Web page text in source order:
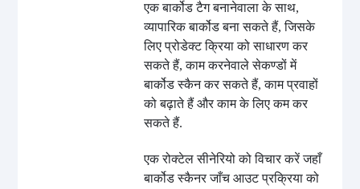
एक बार्कोड टैग बनानेवाला के साथ,
व्यापारिक बार्कोड बना सकते हैं, जिसके
लिए प्रोडेक्ट क्रिया को साधारण कर
सकते हैं, काम करनेवाले सेकण्डों में
बार्कोड स्कैन कर सकते हैं, काम प्रवाहों
को बढ़ाते हैं और काम के लिए कम कर
सकते हैं.
एक रोक्टेल सीनेरियो को विचार करें जहाँ
बार्कोड स्कैनर जाँच आउट प्रक्रिया को